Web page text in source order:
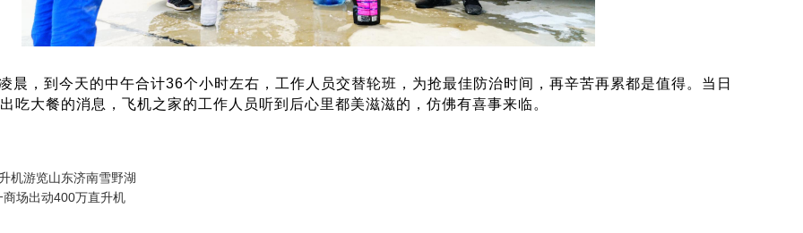
晨，到今天的中午合计36个小时左右，工作人员交替轮班，为抢最佳防治时间，再辛苦再累都是值得。当日
吃大餐的消息，飞机之家的工作人员听到后心里都美滋滋的，仿佛有喜事来临。
机游览山东济南雪野湖
场出动400万直升机